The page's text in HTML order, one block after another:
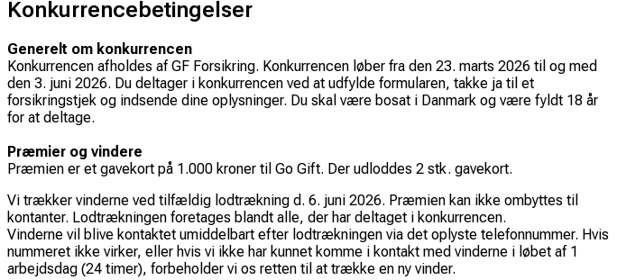
Konkurrencebetingelser
Generelt om konkurrencen
Konkurrencen afholdes af GF Forsikring. Konkurrencen løber fra den 23. marts 2026 til og med
den 3. juni 2026. Du deltager i konkurrencen ved at udfylde formularen, takke ja til et
forsikringstjek og indsende dine oplysninger. Du skal være bosat i Danmark og være fyldt 18 år
for at deltage.
Præmier og vindere
Præmien er et gavekort på 1.000 kroner til Go Gift. Der udloddes 2 stk. gavekort.
Vi trækker vinderne ved tilfældig lodtrækning d. 6. juni 2026. Præmien kan ikke ombyttes til
kontanter. Lodtrækningen foretages blandt alle, der har deltaget i konkurrencen.
Vinderne vil blive kontaktet umiddelbart efter lodtrækningen via det oplyste telefonnummer. Hvis
nummeret ikke virker, eller hvis vi ikke har kunnet komme i kontakt med vinderne i løbet af 1
arbejdsdag (24 timer), forbeholder vi os retten til at trække en ny vinder.